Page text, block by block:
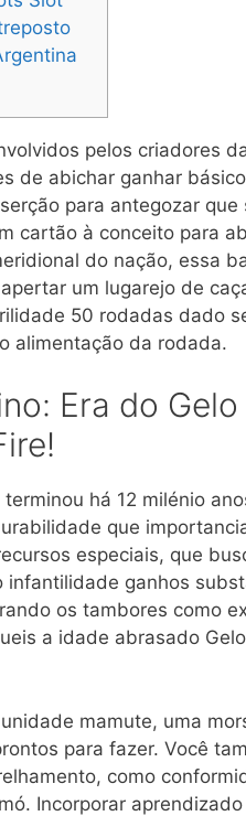
pelos criadores
de abichar ganhar
para antegozar
cartão à conceito para
do nação, essa
um lugarejo de
50 rodadas dado
alimentação da rodada.
Era do
há 12 milénio
que
especiais, que
ganhos
os tambores como
a idade abrasado
mamute, uma
para fazer. Você
como
Incorporar